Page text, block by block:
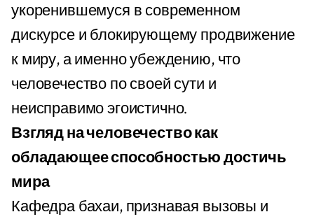
укоренившемуся в современном
дискурсе и блокирующему продвижение
к миру, а именно убеждению, что
человечество по своей сути и
неисправимо эгоистично.
Взгляд на человечество как
обладающее способностью достичь
мира
Кафедра бахаи, признавая вызовы и